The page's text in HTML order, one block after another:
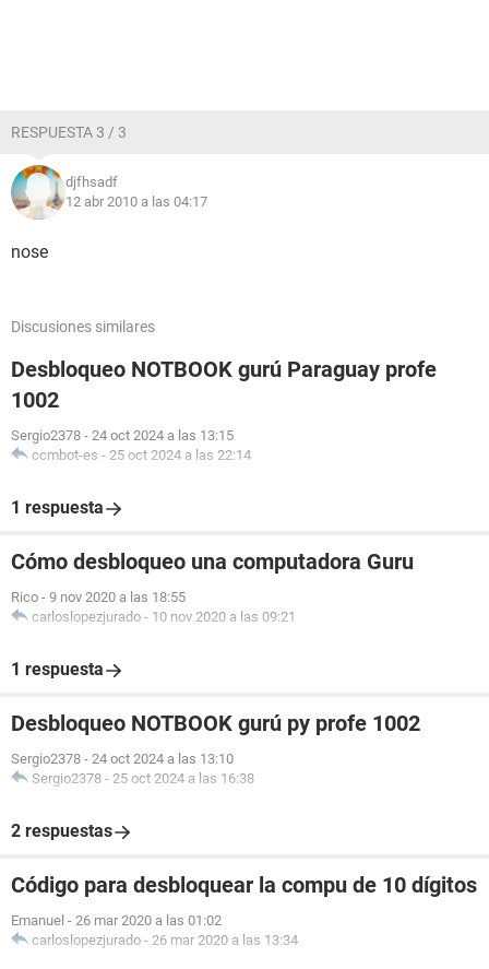
RESPUESTA 3 / 3
djfhsadf
12 abr 2010 a las 04:17
nose
Discusiones similares
Desbloqueo NOTBOOK gurú Paraguay profe
1002
Sergio2378 - 24 oct 2024 a las 13:15
ccmbot-es - 25 oct 2024 a las 22:14
1 respuesta
Cómo desbloqueo una computadora Guru
Rico - 9 nov 2020 a las 18:55
carloslopezjurado - 10 nov 2020 a las 09:21
1 respuesta
Desbloqueo NOTBOOK gurú py profe 1002
Sergio2378 - 24 oct 2024 a las 13:10
Sergio2378 - 25 oct 2024 a las 16:38
2 respuestas
Código para desbloquear la compu de 10 dígitos
Emanuel - 26 mar 2020 a las 01:02
carloslopezjurado - 26 mar 2020 a las 13:34